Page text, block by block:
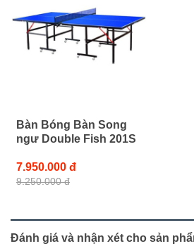
Bàn Bóng Bàn Song
ngư Double Fish 201S
7.950.000 đ
9.250.000 đ
Đánh giá và nhận xét cho sản